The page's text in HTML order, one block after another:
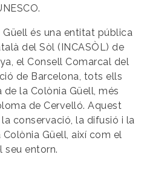
és una entitat pública
del Sòl (INCASÒL) de
el Consell Comarcal del
de Barcelona, tots ells
la Colònia Güell, més
de Cervelló. Aquest
conservació, la difusió i la
Güell, així com el
seu entorn.